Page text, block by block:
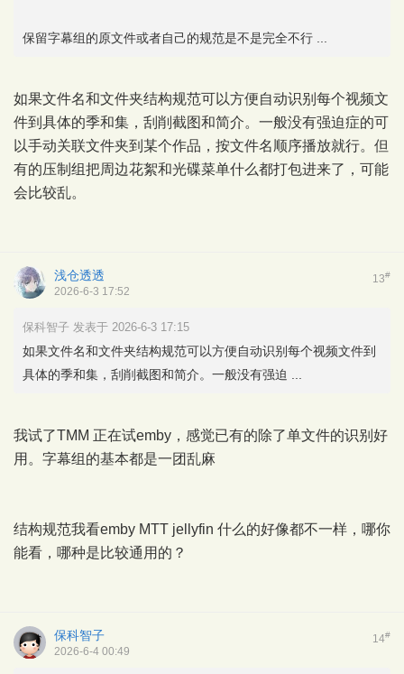
保留字幕组的原文件或者自己的规范是不是完全不行 ...
如果文件名和文件夹结构规范可以方便自动识别每个视频文
件到具体的季和集，刮削截图和简介。一般没有强迫症的可
以手动关联文件夹到某个作品，按文件名顺序播放就行。但
有的压制组把周边花絮和光碟菜单什么都打包进来了，可能
会比较乱。
13#
浅仓透透
2026-6-3 17:52
保科智子 发表于 2026-6-3 17:15
如果文件名和文件夹结构规范可以方便自动识别每个视频文件到
具体的季和集，刮削截图和简介。一般没有强迫 ...
我试了TMM 正在试emby，感觉已有的除了单文件的识别好
用。字幕组的基本都是一团乱麻
结构规范我看emby MTT jellyfin 什么的好像都不一样，哪你
能看，哪种是比较通用的？
14#
保科智子
2026-6-4 00:49